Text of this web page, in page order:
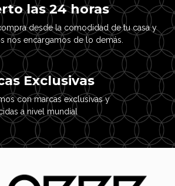
las 24 horas
desde la comodidad de tu casa y
nos encargamos de lo demás.
Exclusivas
con marcas exclusivas y
a nivel mundial